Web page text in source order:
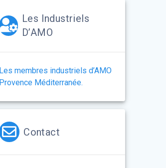
Les Industriels
D’AMO
Les membres industriels d’AMO
Provence Méditerranée.
Contact